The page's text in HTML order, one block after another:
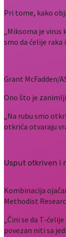
Pri tome, kako
„Miksoma je
smo da ćelije raka
Grant McFadden/
Ono što je
„Na rubu smo
otkrića otvaraju
Usput otkriven i
Kombinacija
Methodist
„Čini se da T-
povezan niti sa